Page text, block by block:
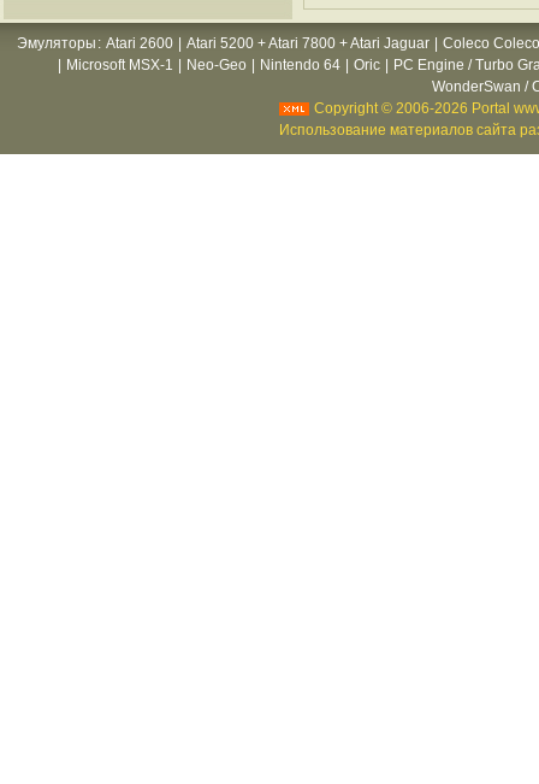
Эмуляторы : Atari 2600 Atari 5200 + Atari 7800 + Atari Jaguar
Coleco
Microsoft MSX-1 Neo-Geo Nintendo 64 Oric
PC Engine / Turbo
WonderSwan /
Copyright © 2006-2026 Portal
Использование материалов сайта